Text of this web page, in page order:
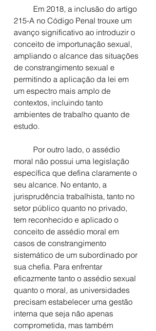
215-A no Código Penal trouxe um
avanço significativo ao introduzir o
conceito de importunação sexual,
ampliando o alcance das situações
de constrangimento sexual e
permitindo a aplicação da lei em
um espectro mais amplo de
contextos, incluindo tanto
ambientes de trabalho quanto de
estudo.
moral não possui uma legislação
específica que defina claramente o
seu alcance. No entanto, a
jurisprudência trabalhista, tanto no
setor público quanto no privado,
tem reconhecido e aplicado o
conceito de assédio moral em
casos de constrangimento
sistemático de um subordinado por
sua chefia. Para enfrentar
eficazmente tanto o assédio sexual
quanto o moral, as universidades
precisam estabelecer uma gestão
interna que seja não apenas
comprometida, mas também